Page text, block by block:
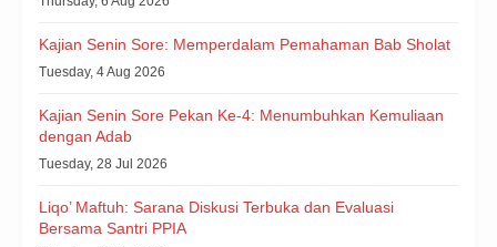
Kajian Senin Sore: Memperdalam Pemahaman Bab Sholat
Tuesday, 4 Aug 2026
Kajian Senin Sore Pekan Ke-4: Menumbuhkan Kemuliaan
dengan Adab
Tuesday, 28 Jul 2026
Liqo’ Maftuh: Sarana Diskusi Terbuka dan Evaluasi
Bersama Santri PPIA